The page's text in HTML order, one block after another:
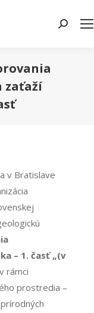
Search:
zaťaží
v Bratislave
– 1. časť „(v
rámci
prostredia –